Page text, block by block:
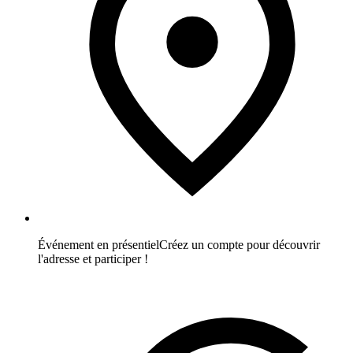
Événement en présentielCréez un compte pour découvrir
l'adresse et participer !